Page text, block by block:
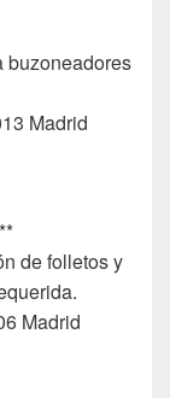
buzoneadores
Madrid
de folletos y
Madrid